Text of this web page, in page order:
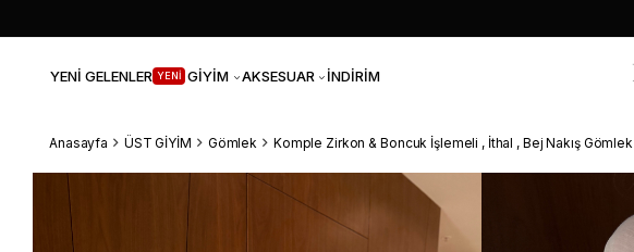
YENİ GELENLER YENİ GİYİM AKSESUAR İNDİRİM
Anasayfa ÜST GİYİM Gömlek Komple Zirkon & Boncuk İşlemeli , İthal , Bej Nakış Gömlek